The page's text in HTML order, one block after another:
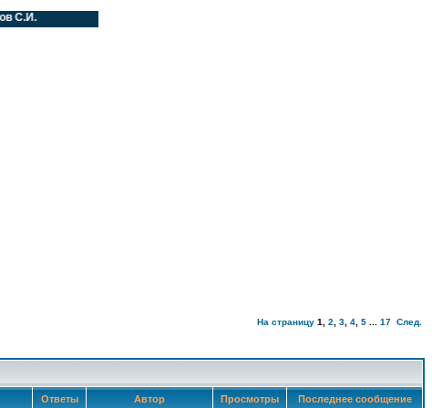
На страницу 1 2 3 4 5 17 След.
Ответы Автор Просмотры Последнее сообщение